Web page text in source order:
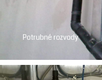
Potrubné rozvody